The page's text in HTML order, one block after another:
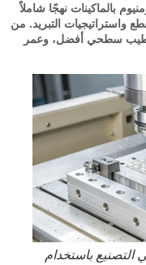
بالماكينات نهجًا شاملاً
واستراتيجيات التبريد. من
تشطيب سطحي أفضل، وعمر
التصنيع باستخدام